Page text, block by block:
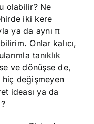
olabilir? Ne
iki kere
ya da aynı π
Onlar kalıcı,
tanıklık
ve dönüşse de,
hiç değişmeyen
ideası ya da